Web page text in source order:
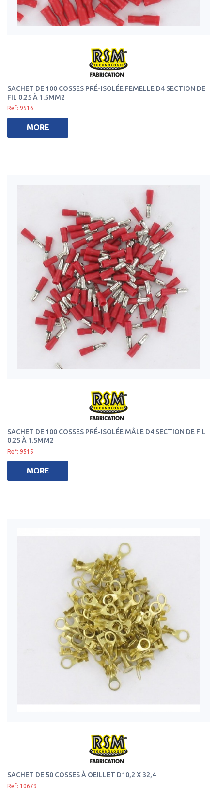
SACHET DE 100 COSSES PRÉ-ISOLÉE FEMELLE D4 SECTION DE
FIL 0.25 À 1.5MM2
Ref: 9516
MORE
SACHET DE 100 COSSES PRÉ-ISOLÉE MÂLE D4 SECTION DE FIL
0.25 À 1.5MM2
Ref: 9515
MORE
SACHET DE 50 COSSES À OEILLET D10,2 X 32,4
Ref: 10679